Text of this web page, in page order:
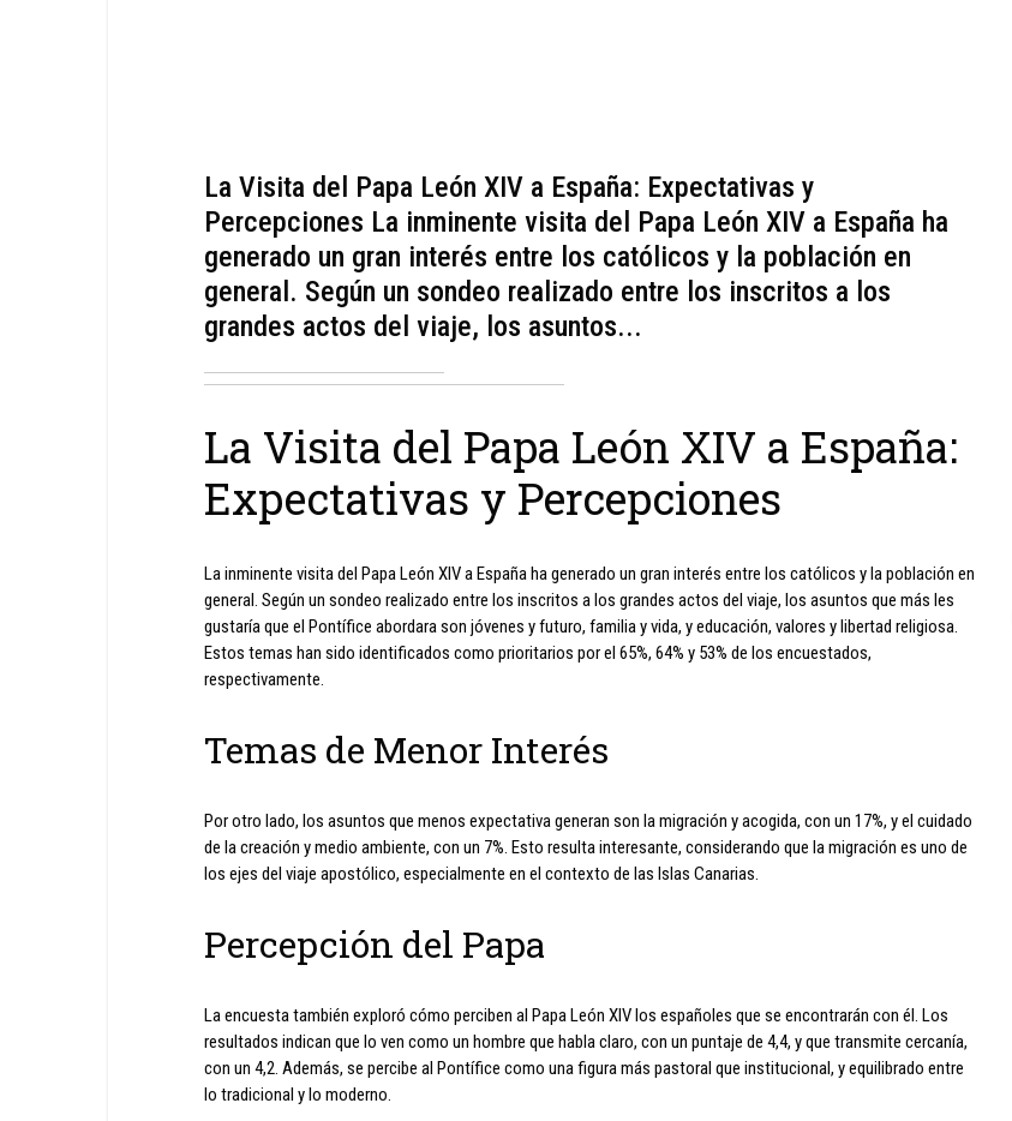
La Visita del Papa León XIV a España: Expectativas y
Percepciones La inminente visita del Papa León XIV a España ha
generado un gran interés entre los católicos y la población en
general. Según un sondeo realizado entre los inscritos a los
grandes actos del viaje, los asuntos...
La Visita del Papa León XIV a España:
Expectativas y Percepciones
La inminente visita del Papa León XIV a España ha generado un gran interés entre los católicos y la población en
general. Según un sondeo realizado entre los inscritos a los grandes actos del viaje, los asuntos que más les
gustaría que el Pontífice abordara son jóvenes y futuro, familia y vida, y educación, valores y libertad religiosa.
Estos temas han sido identificados como prioritarios por el 65%, 64% y 53% de los encuestados,
respectivamente.
Temas de Menor Interés
Por otro lado, los asuntos que menos expectativa generan son la migración y acogida, con un 17%, y el cuidado
de la creación y medio ambiente, con un 7%. Esto resulta interesante, considerando que la migración es uno de
los ejes del viaje apostólico, especialmente en el contexto de las Islas Canarias.
Percepción del Papa
La encuesta también exploró cómo perciben al Papa León XIV los españoles que se encontrarán con él. Los
resultados indican que lo ven como un hombre que habla claro, con un puntaje de 4,4, y que transmite cercanía,
con un 4,2. Además, se percibe al Pontífice como una figura más pastoral que institucional, y equilibrado entre
lo tradicional y lo moderno.